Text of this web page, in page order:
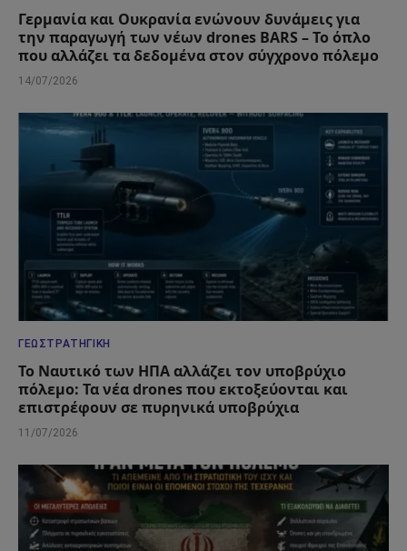
Γερμανία και Ουκρανία ενώνουν δυνάμεις για
την παραγωγή των νέων drones BARS – Το όπλο
που αλλάζει τα δεδομένα στον σύγχρονο πόλεμο
14/07/2026
ΓΕΩΣΤΡΑΤΗΓΙΚΉ
Το Ναυτικό των ΗΠΑ αλλάζει τον υποβρύχιο
πόλεμο: Τα νέα drones που εκτοξεύονται και
επιστρέφουν σε πυρηνικά υποβρύχια
11/07/2026